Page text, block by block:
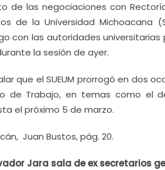
de las negociaciones con
de la Universidad Michoacana
con las autoridades
la sesión de ayer.
que el SUEUM prorrogó en dos
de Trabajo, en temas como el
el próximo 5 de marzo.
Juan Bustos, pág. 20.
Jara sala de ex secretarios